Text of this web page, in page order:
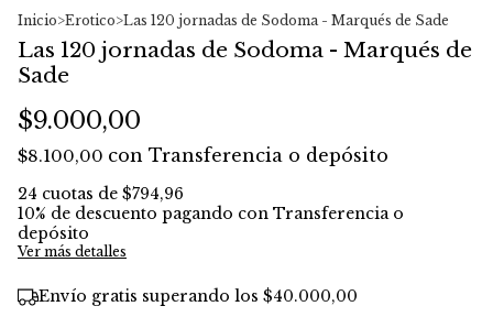
Inicio>Erotico>Las 120 jornadas de Sodoma - Marqués de Sade
Las 120 jornadas de Sodoma - Marqués de
Sade
$9.000,00
$8.100,00 con Transferencia o depósito
24 cuotas de $794,96
10% de descuento pagando con Transferencia o
depósito
Ver más detalles
Envío gratis superando los $40.000,00